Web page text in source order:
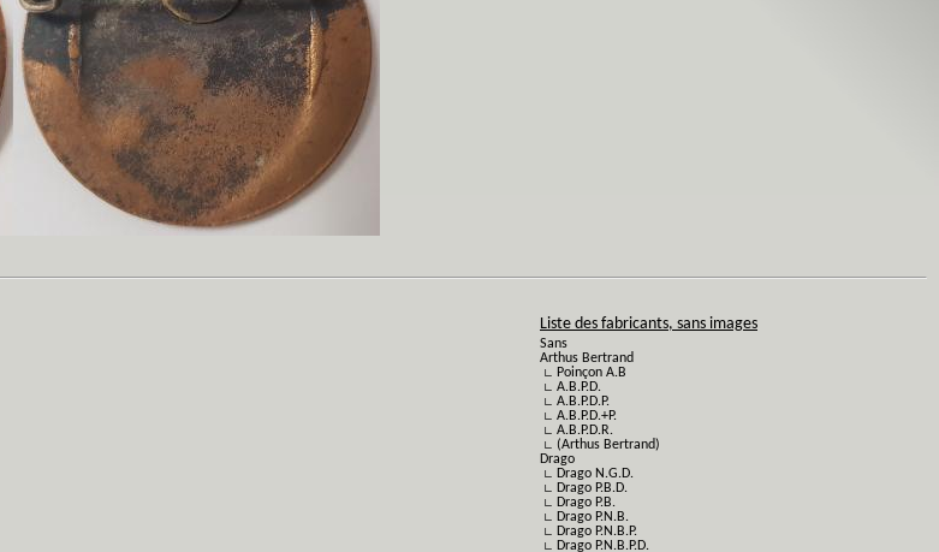
Liste des fabricants, sans images
Sans
Arthus Bertrand
∟ Poinçon A.B
∟ A.B.P.D.
∟ A.B.P.D.P.
∟ A.B.P.D.+P.
∟ A.B.P.D.R.
∟ (Arthus Bertrand)
Drago
∟ Drago N.G.D.
∟ Drago P.B.D.
∟ Drago P.B.
∟ Drago P.N.B.
∟ Drago P.N.B.P.
∟ Drago P.N.B.P.D.